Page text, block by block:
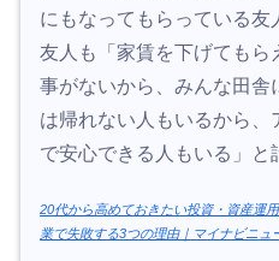
にもなってもらっている
友人も「家賃を下げてもら
事がないから、みんな田舎
は帰れない人もいるから、
で安心できる人もいる」と
20代から高めておきたい投資・資産運
業で失敗する3つの理由｜マイナビニュ